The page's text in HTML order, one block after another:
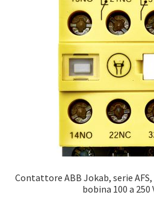
Диагностика
Заправка кондиционеров
Монтаж и установка
Монтаж промышленных и
кондиционеров
Монтаж систем ВРВ
Мульти-сплит-системы и
Contattore ABB Jokab, serie AFS,
bobina 100 a 250